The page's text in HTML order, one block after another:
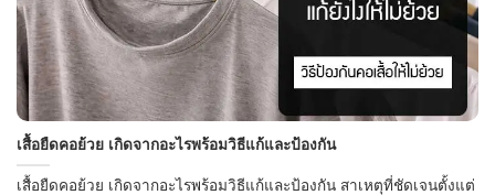
เสื้อยืดคอย้วย เกิดจากอะไรพร้อมวิธีแก้และป้องกัน
เสื้อยืดคอย้วย เกิดจากอะไรพร้อมวิธีแก้และป้องกัน สาเหตุที่ชัดเจนตั้งแต่